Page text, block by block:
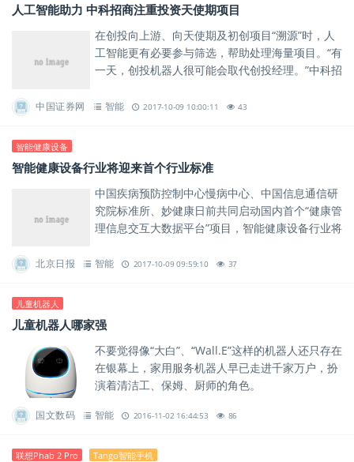
人工智能助力 中科招商注重投资天使期项目
在创投向上游、向天使期及初创项目“溯源”时，人
工智能更有必要参与筛选，帮助处理海量项目。“有
一天，创投机器人很可能会取代创投经理。”中科招
中国证券网 智能 2017-10-09 10:00:11 43
智能健康设备
智能健康设备行业将迎来首个行业标准
中国疾病预防控制中心慢病中心、中国信息通信研
究院标准所、妙健康日前共同启动国内首个“健康管
理信息交互大数据平台”项目，智能健康设备行业将
北京日报 智能 2017-10-09 09:59:10 37
儿童机器人
儿童机器人哪家强
不要觉得像“大白”、“Wall.E”这样的机器人还只存在
在银幕上，家用服务机器人早已走进千家万户，扮
演着清洁工、保姆、厨师的角色。
国文数码 智能 2016-11-02 16:44:53 86
联想Phab 2 Pro Tango智能手机